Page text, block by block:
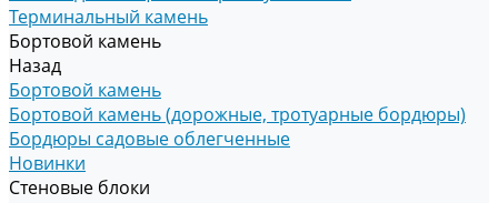
Терминальный камень
Бортовой камень
Назад
Бортовой камень
Бортовой камень (дорожные, тротуарные бордюры)
Бордюры садовые облегченные
Новинки
Стеновые блоки